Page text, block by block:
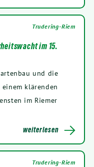
Trudering-Riem
im 15.
und die
klärenden
im Riemer
weiterlesen
Trudering-Riem